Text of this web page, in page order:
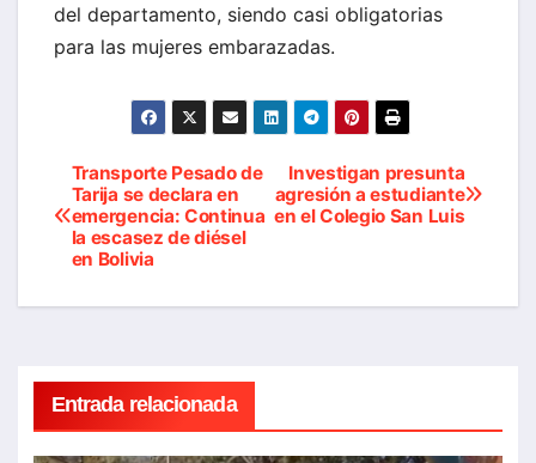
del departamento, siendo casi obligatorias
para las mujeres embarazadas.
Navegación
de
Investigan presunta
agresión a estudiante
en el Colegio San Luis
Transporte Pesado de
Tarija se declara en
emergencia: Continua
la escasez de diésel
en Bolivia
Entrada relacionada